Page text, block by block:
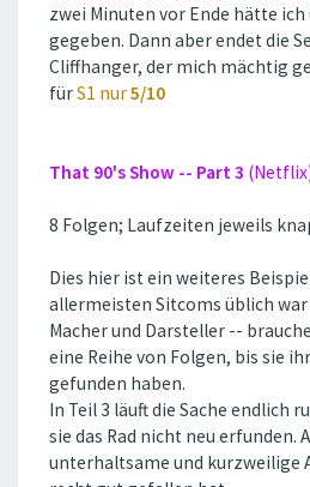
zwei Minuten vor Ende hätte ich
gegeben. Dann aber endet die
Cliffhanger, der mich mächtig
fürS1 nur5/10
That 90's Show -- Part 3
8 Folgen; Laufzeiten jeweils
Dies hier ist ein weiteres
allermeisten Sitcoms üblich war
Macher und Darsteller --
eine Reihe von Folgen, bis sie
gefunden haben.
In Teil 3 läuft die Sache endlich
sie das Rad nicht neu erfunden.
unterhaltsame und kurzweilige